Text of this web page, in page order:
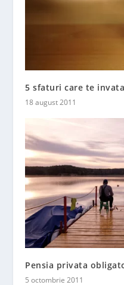
5 sfaturi care te
18 august 2011
Pensia privata
5 octombrie 2011